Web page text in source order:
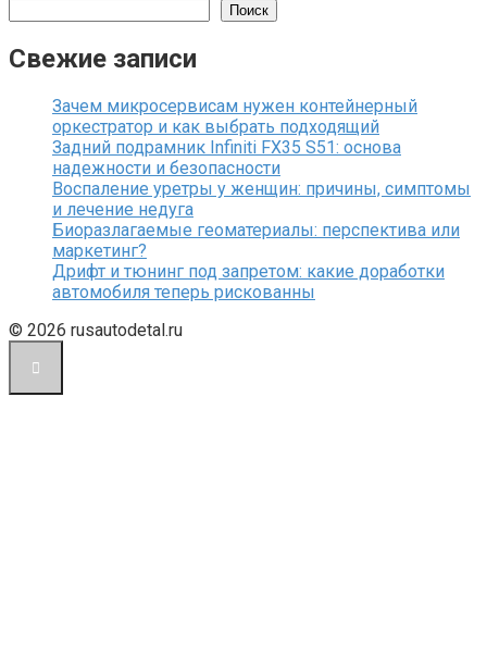
Поиск
Свежие записи
Зачем микросервисам нужен контейнерный
оркестратор и как выбрать подходящий
Задний подрамник Infiniti FX35 S51: основа
надежности и безопасности
Воспаление уретры у женщин: причины, симптомы
и лечение недуга
Биоразлагаемые геоматериалы: перспектива или
маркетинг?
Дрифт и тюнинг под запретом: какие доработки
автомобиля теперь рискованны
© 2026 rusautodetal.ru